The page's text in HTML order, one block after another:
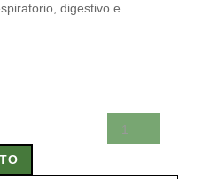
digestivo e